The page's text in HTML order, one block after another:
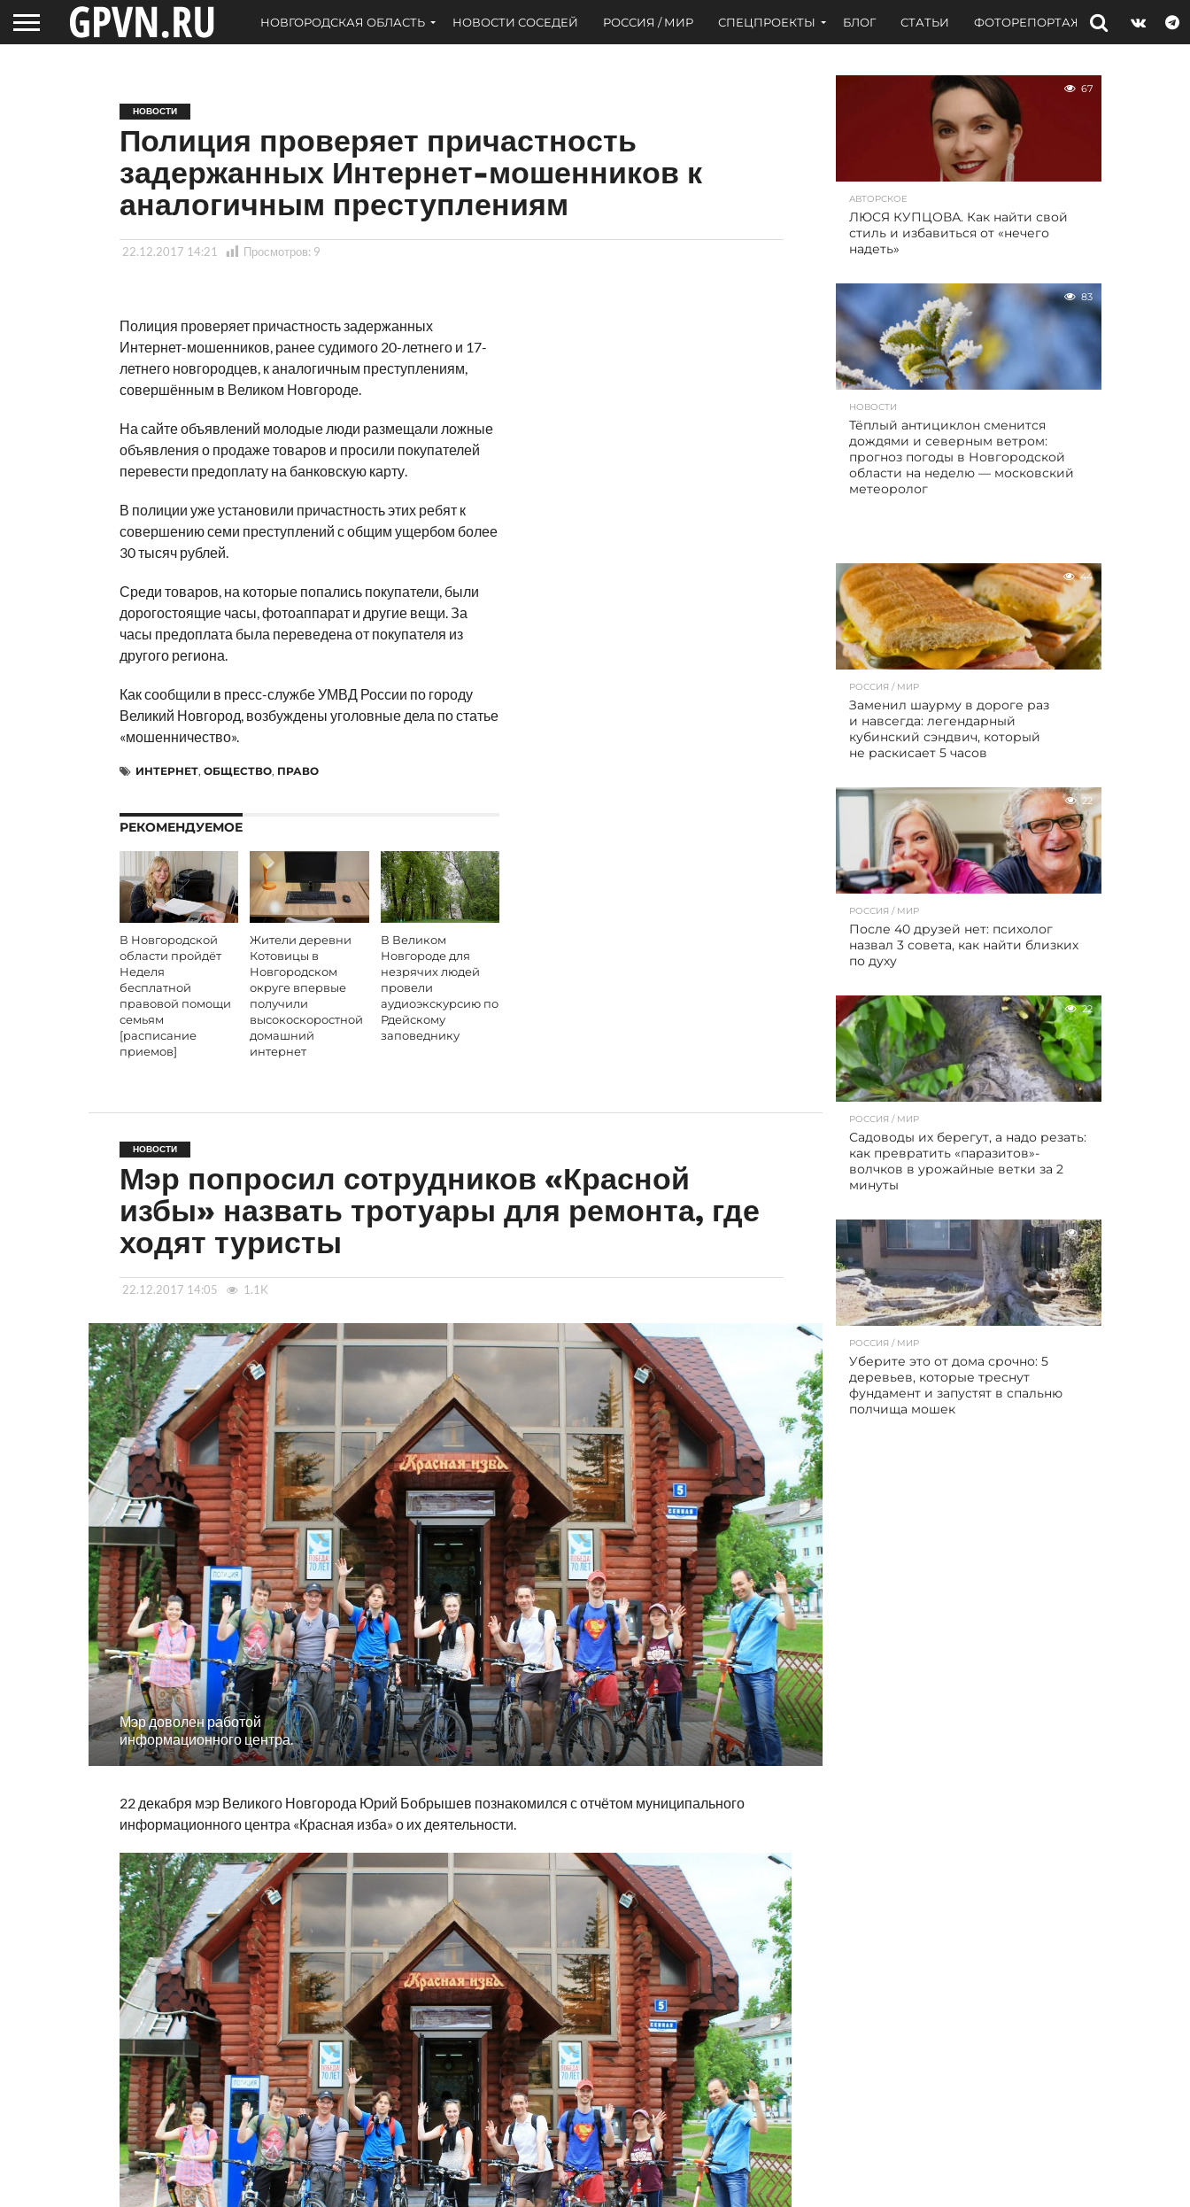
НОВГОРОДСКАЯ ОБЛАСТЬ НОВОСТИ СОСЕДЕЙ РОССИЯ / МИР СПЕЦПРОЕКТЫ БЛОГ СТАТЬИ ФОТОРЕПОРТАЖИ ИНТЕРВЬЮ
НОВОСТИ
Полиция проверяет причастность
задержанных Интернет-мошенников к
аналогичным преступлениям
22.12.2017 14:21 Просмотров: 9
Полиция проверяет причастность задержанных
Интернет-мошенников, ранее судимого 20-летнего и 17-
летнего новгородцев, к аналогичным преступлениям,
совершённым в Великом Новгороде.
На сайте объявлений молодые люди размещали ложные
объявления о продаже товаров и просили покупателей
перевести предоплату на банковскую карту.
В полиции уже установили причастность этих ребят к
совершению семи преступлений с общим ущербом более
30 тысяч рублей.
Среди товаров, на которые попались покупатели, были
дорогостоящие часы, фотоаппарат и другие вещи. За
часы предоплата была переведена от покупателя из
другого региона.
Как сообщили в пресс-службе УМВД России по городу
Великий Новгород, возбуждены уголовные дела по статье
«мошенничество».
ИНТЕРНЕТ, ОБЩЕСТВО, ПРАВО
РЕКОМЕНДУЕМОЕ
В Новгородской
области пройдёт
Неделя
бесплатной
правовой помощи
семьям
[расписание
приемов]
Жители деревни
Котовицы в
Новгородском
округе впервые
получили
высокоскоростной
домашний
интернет
В Великом
Новгороде для
незрячих людей
провели
аудиоэкскурсию по
Рдейскому
заповеднику
НОВОСТИ
Мэр попросил сотрудников «Красной
избы» назвать тротуары для ремонта, где
ходят туристы
22.12.2017 14:05 1.1K
Мэр доволен работой
информационного центра.
22 декабря мэр Великого Новгорода Юрий Бобрышев познакомился с отчётом муниципального
информационного центра «Красная изба» о их деятельности.
67
АВТОРСКОЕ
ЛЮСЯ КУПЦОВА. Как найти свой
стиль и избавиться от «нечего
надеть»
83
НОВОСТИ
Тёплый антициклон сменится
дождями и северным ветром:
прогноз погоды в Новгородской
области на неделю — московский
метеоролог
44
РОССИЯ / МИР
Заменил шаурму в дороге раз
и навсегда: легендарный
кубинский сэндвич, который
не раскисает 5 часов
22
РОССИЯ / МИР
После 40 друзей нет: психолог
назвал 3 совета, как найти близких
по духу
22
РОССИЯ / МИР
Садоводы их берегут, а надо резать:
как превратить «паразитов»-
волчков в урожайные ветки за 2
минуты
19
РОССИЯ / МИР
Уберите это от дома срочно: 5
деревьев, которые треснут
фундамент и запустят в спальню
полчища мошек